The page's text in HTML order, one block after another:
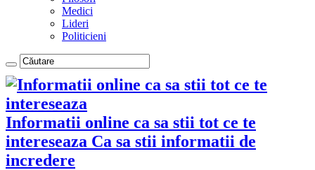
Medici
Lideri
Politicieni
Informatii online ca sa stii tot ce te
intereseaza Ca sa stii informatii de
incredere